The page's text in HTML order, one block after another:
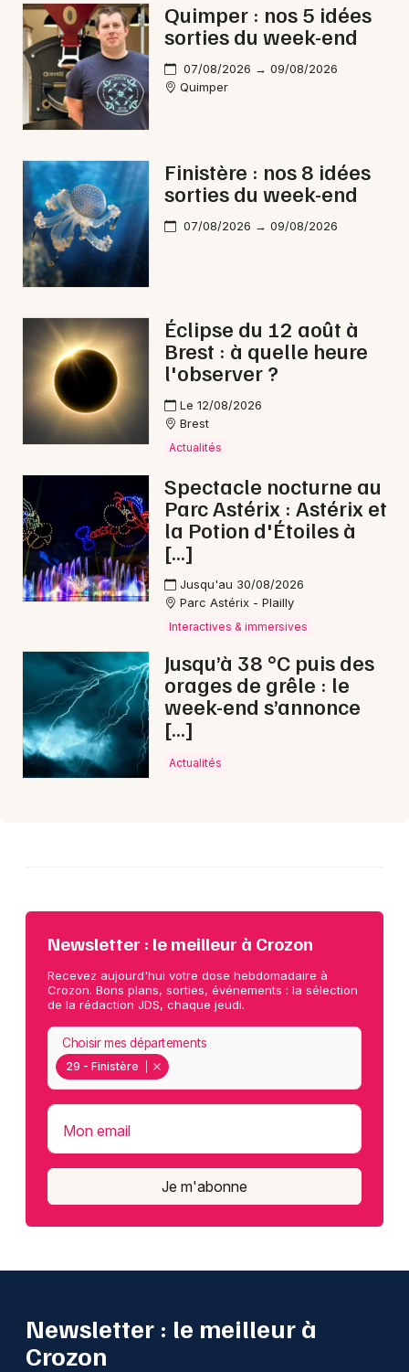
Expos
Sorties & loisirs
Pilotage dans le Finistère
Newsletter des sorties
Actus à Crozon
Magazine à Crozon
Choisir mes départements
Mon email
Je m'abonne
Quimper : nos 5 idées
sorties du week-end
07/08/2026 → 09/08/2026
Quimper
Finistère : nos 8 idées
sorties du week-end
07/08/2026 → 09/08/2026
Éclipse du 12 août à
Brest : à quelle heure
l'observer ?
Le 12/08/2026
Brest
Actualités
Spectacle nocturne au
Parc Astérix : Astérix et
la Potion d'Étoiles à
[…]
Jusqu'au 30/08/2026
Parc Astérix - Plailly
Interactives & immersives
Jusqu’à 38 °C puis des
orages de grêle : le
week-end s’annonce
[…]
Actualités
Newsletter : le meilleur à Crozon
Recevez aujourd'hui votre dose hebdomadaire à
Crozon. Bons plans, sorties, événements : la sélection
de la rédaction JDS, chaque jeudi.
29 - Finistère
Choisir mes départements
Mon email
Je m'abonne
Newsletter : le meilleur à
Crozon